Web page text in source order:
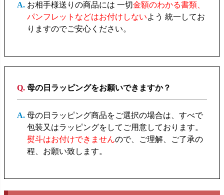
お相手様送りの商品には 一切金額のわかる書類、
パンフレットなどはお付けしないよう 統一してお
りますのでご安心ください。
母の日ラッピングをお願いできますか？
母の日ラッピング商品をご選択の場合は、すべで
包装又はラッピングをしてご用意しております。
熨斗はお付けできませんので、ご理解、ご了承の
程、お願い致します。